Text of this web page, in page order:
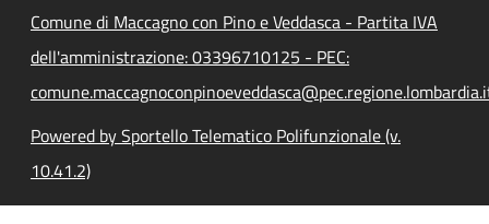
Comune di Maccagno con Pino e Veddasca - Partita IVA
dell'amministrazione: 03396710125 - PEC:
Powered by Sportello Telematico Polifunzionale (v.
10.41.2)